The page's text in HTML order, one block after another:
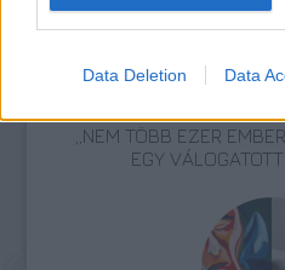
Data Deletion Data
„NEM TÖBB EZER
EGY